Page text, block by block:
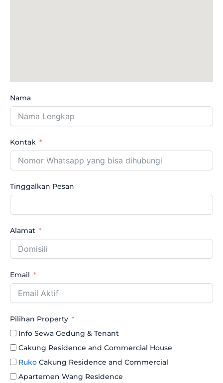
Nama
Kontak
Tinggalkan Pesan
Alamat
Email
Pilihan Property
Info Sewa Gedung & Tenant
Cakung Residence and Commercial House
Ruko Cakung Residence and Commercial
Apartemen Wang Residence